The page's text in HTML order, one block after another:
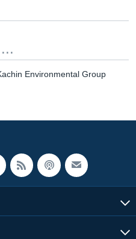
Environmental Group